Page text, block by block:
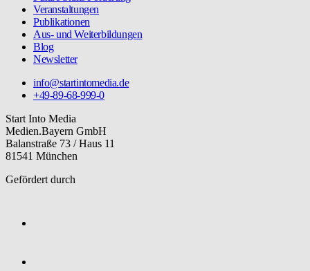
Veranstaltungen
Publikationen
Aus- und Weiterbildungen
Blog
Newsletter
info@startintomedia.de
+49-89-68-999-0
Start Into Media
Medien.Bayern GmbH
Balanstraße 73 / Haus 11
81541 München
Gefördert durch